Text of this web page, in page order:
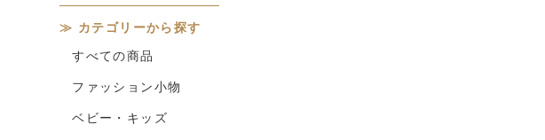
カテゴリーから探す
すべての商品
ファッション小物
ベビー・キッズ